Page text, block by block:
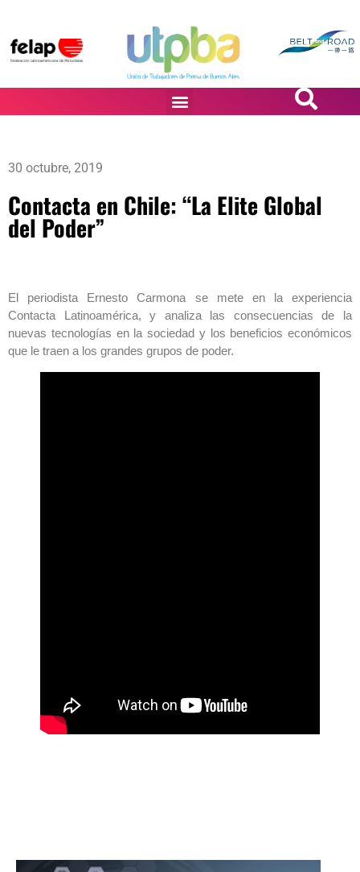
30 octubre, 2019
Contacta en Chile: “La Elite Global
del Poder”
El periodista Ernesto Carmona se mete en la experiencia
Contacta Latinoamérica, y analiza las consecuencias de la
nuevas tecnologías en la sociedad y los beneficios económicos
que le traen a los grandes grupos de poder.